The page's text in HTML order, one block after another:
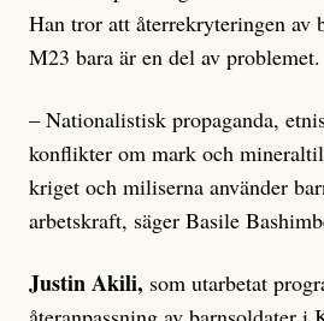
Han tror att återrekryteringen av
M23 bara är en del av problemet.
– Nationalistisk propaganda,
konflikter om mark och
kriget och miliserna använder
arbetskraft, säger Basile
Justin Akili, som utarbetat